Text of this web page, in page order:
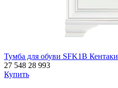
Тумба для обуви SFK1B Кентаки
27 548 28 993
Купить